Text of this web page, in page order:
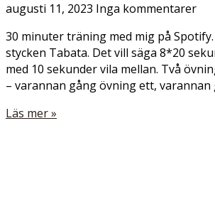
augusti 11, 2023 Inga kommentarer
30 minuter träning med mig på
stycken Tabata. Det vill säga 8*20
med 10 sekunder vila mellan. Två
– varannan gång övning ett, varannan
Läs mer »